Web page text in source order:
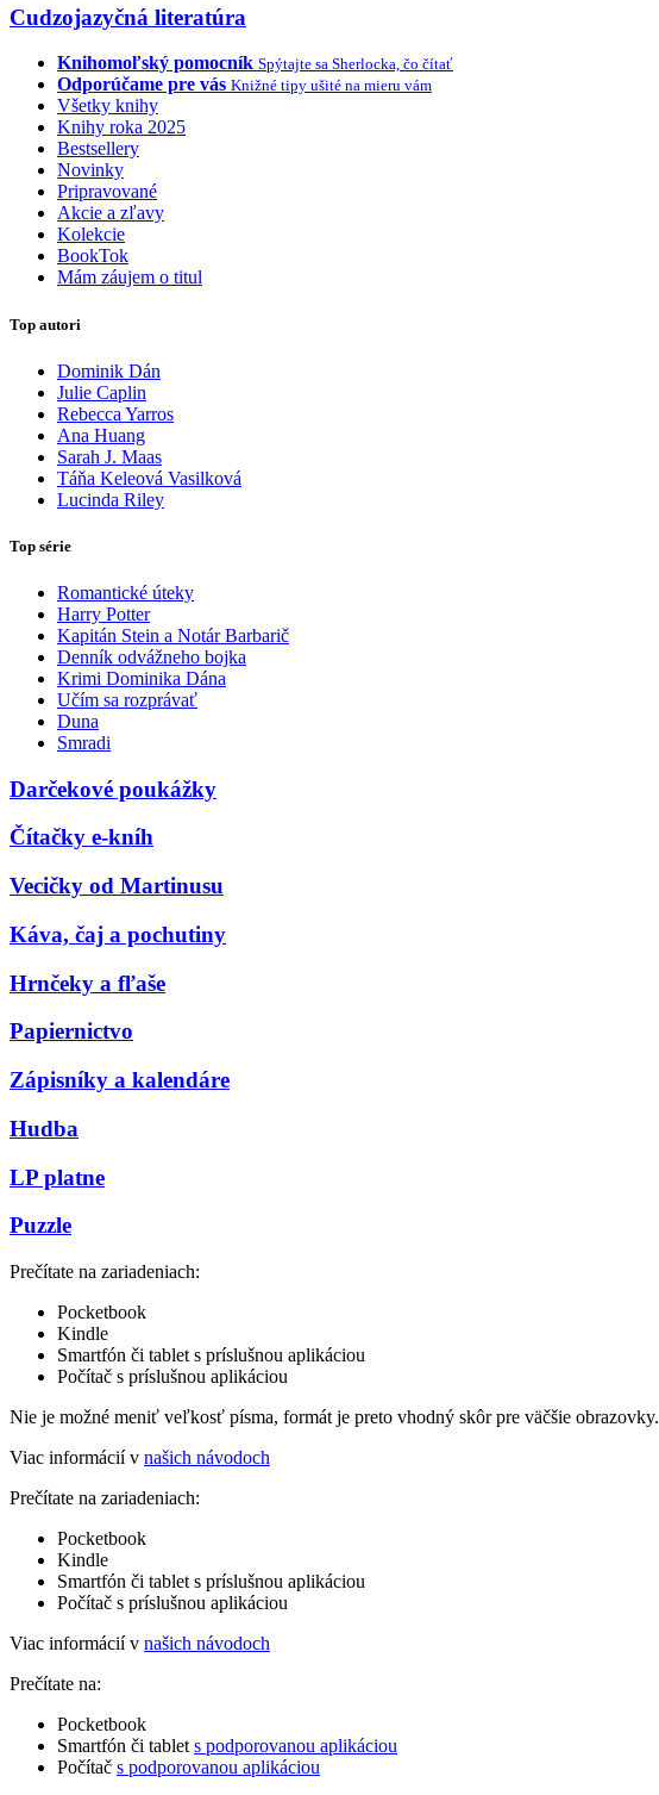
Cudzojazyčná literatúra
Knihomoľský pomocník Spýtajte sa Sherlocka, čo čítať
Odporúčame pre vás Knižné tipy ušité na mieru vám
Všetky knihy
Knihy roka 2025
Bestsellery
Novinky
Pripravované
Akcie a zľavy
Kolekcie
BookTok
Mám záujem o titul
Top autori
Dominik Dán
Julie Caplin
Rebecca Yarros
Ana Huang
Sarah J. Maas
Táňa Keleová Vasilková
Lucinda Riley
Top série
Romantické úteky
Harry Potter
Kapitán Stein a Notár Barbarič
Denník odvážneho bojka
Krimi Dominika Dána
Učím sa rozprávať
Duna
Smradi
Darčekové poukážky
Čítačky e-kníh
Vecičky od Martinusu
Káva, čaj a pochutiny
Hrnčeky a fľaše
Papiernictvo
Zápisníky a kalendáre
Hudba
LP platne
Puzzle
Prečítate na zariadeniach:
Pocketbook
Kindle
Smartfón či tablet s príslušnou aplikáciou
Počítač s príslušnou aplikáciou
Nie je možné meniť veľkosť písma, formát je preto vhodný skôr pre väčšie obrazovky.
Viac informácií v našich návodoch
Prečítate na zariadeniach:
Pocketbook
Kindle
Smartfón či tablet s príslušnou aplikáciou
Počítač s príslušnou aplikáciou
Viac informácií v našich návodoch
Prečítate na:
Pocketbook
Smartfón či tablet s podporovanou aplikáciou
Počítač s podporovanou aplikáciou